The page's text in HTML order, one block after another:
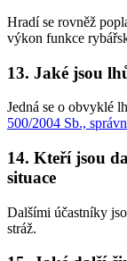
Hradí se rovněž
výkon funkce
13. Jaké jsou
Jedná se o obvyklé
500/2004 Sb.,
14. Kteří jsou
situace
Dalšími účastníky
stráž.